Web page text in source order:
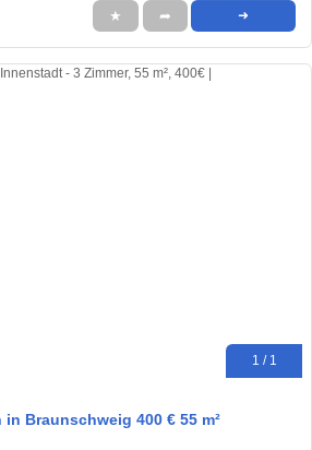
★ ➦ ➜
1 / 1
Braunschweig 400 € 55 m²